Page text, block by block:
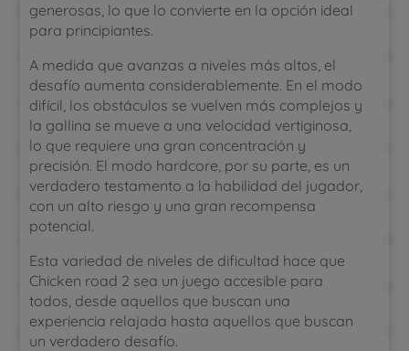
generosas, lo que lo convierte en la opción ideal
para principiantes.
A medida que avanzas a niveles más altos, el
desafío aumenta considerablemente. En el modo
difícil, los obstáculos se vuelven más complejos y
la gallina se mueve a una velocidad vertiginosa,
lo que requiere una gran concentración y
precisión. El modo hardcore, por su parte, es un
verdadero testamento a la habilidad del jugador,
con un alto riesgo y una gran recompensa
potencial.
Esta variedad de niveles de dificultad hace que
Chicken road 2 sea un juego accesible para
todos, desde aquellos que buscan una
experiencia relajada hasta aquellos que buscan
un verdadero desafío.